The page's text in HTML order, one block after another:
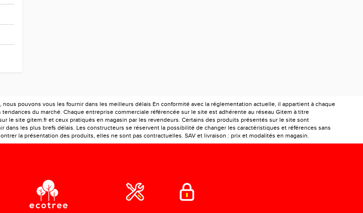
pouvons vous les fournir dans les meilleurs délais En conformité avec la réglementation actuelle, il appartient à chaque
du marché. Chaque entreprise commerciale référencée sur le site est adhérente au réseau Gitem à titre
le site gitem.fr et ceux pratiqués en magasin par les revendeurs. Certains des produits présentés sur le site sont
les plus brefs délais. Les constructeurs se réservent la possibilité de changer les caractéristiques et références sans
la présentation des produits, elles ne sont pas contractuelles. SAV et livraison : prix et modalités en magasin.